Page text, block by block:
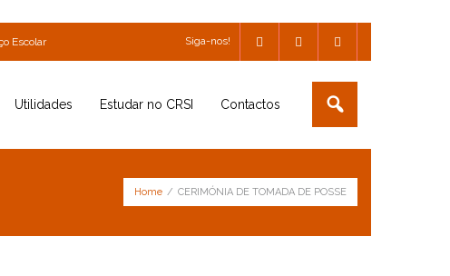
Escolar Siga-nos!
Utilidades Estudar no CRSI Contactos
Home / CERIMÓNIA DE TOMADA DE POSSE